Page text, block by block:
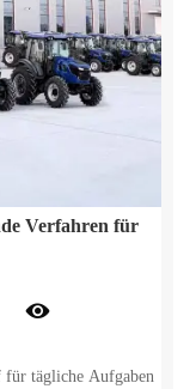
Verfahren für

für tägliche Aufgaben